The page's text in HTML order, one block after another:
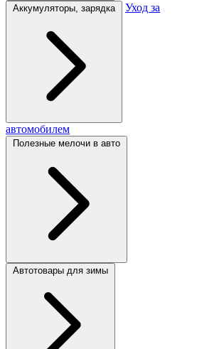
Аккумуляторы, зарядка Уход за
автомобилем
Полезные мелочи в авто
Автотовары для зимы